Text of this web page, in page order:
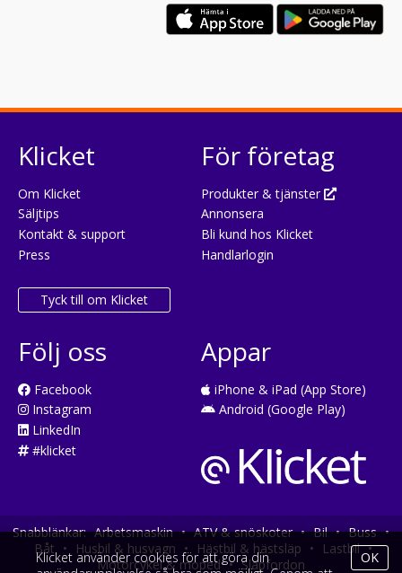
Klicket
Om Klicket
Säljtips
Kontakt & support
Press
Tyck till om Klicket
För företag
Produkter & tjänster
Annonsera
Bli kund hos Klicket
Handlarlogin
Följ oss
Facebook
Instagram
LinkedIn
#klicket
Appar
iPhone & iPad (App Store)
Android (Google Play)
Snabblänkar: Arbetsmaskin • ATV & snöskoter • Bil • Buss •
Båt • Husbil & husvagn • Hästbil & hästsläp • Lastbil •
Motorcykel & moped • Släpfordon
Klicket använder cookies för att göra din
OK